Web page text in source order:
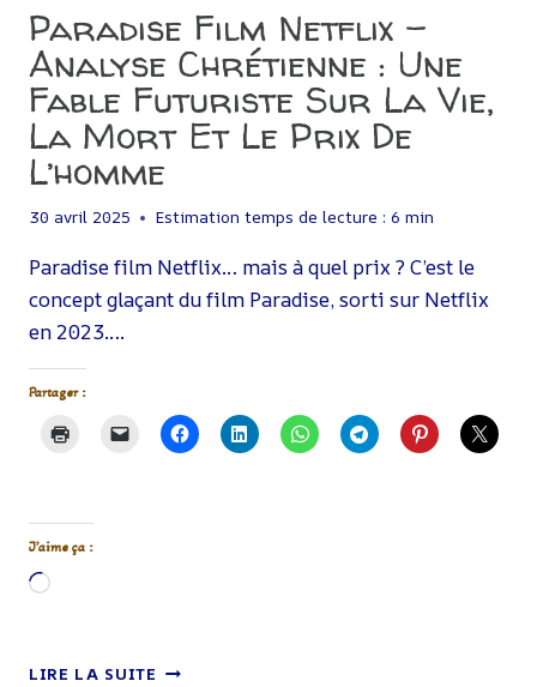
Paradise Film Netflix –
Analyse Chrétienne : Une
Fable Futuriste Sur La Vie,
La Mort Et Le Prix De
L’homme
30 avril 2025 Estimation temps de lecture : 6 min
Paradise film Netflix… mais à quel prix ? C’est le
concept glaçant du film Paradise, sorti sur Netflix
en 2023….
Partager :
J’aime ça :
Chargement…
LIRE LA SUITE PARADISE